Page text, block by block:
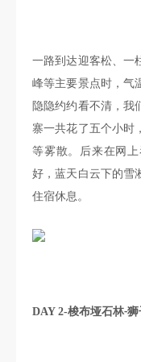
一路到达迎客松、一
峰等主要景点时，气
隐隐约约看不清，我
寨一共花了五个小时
等雾散。后来在网
好，蓝天白云下的雪
住宿休息。
DAY 2-梭布垭石林-狮